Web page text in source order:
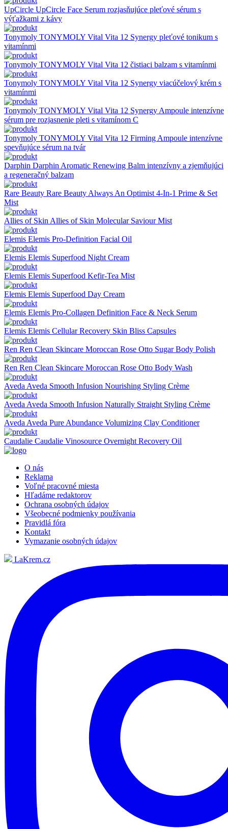
UpCircle UpCircle Face Serum rozjasňujúce pleťové sérum s
výťažkami z kávy
Tonymoly TONYMOLY Vital Vita 12 Synergy pleťové tonikum s
vitamínmi
Tonymoly TONYMOLY Vital Vita 12 čistiaci balzam s vitamínmi
Tonymoly TONYMOLY Vital Vita 12 Synergy viacúčelový krém s
vitamínmi
Tonymoly TONYMOLY Vital Vita 12 Synergy Ampoule intenzívne
sérum pre rozjasnenie pleti s vitamínom C
Tonymoly TONYMOLY Vital Vita 12 Firming Ampoule intenzívne
spevňujúce sérum na tvár
Darphin Darphin Aromatic Renewing Balm intenzívny a zjemňujúci
a regeneračný balzam
Rare Beauty Rare Beauty Always An Optimist 4-In-1 Prime & Set
Mist
Allies of Skin Allies of Skin Molecular Saviour Mist
Elemis Elemis Pro-Definition Facial Oil
Elemis Elemis Superfood Night Cream
Elemis Elemis Superfood Kefir-Tea Mist
Elemis Elemis Superfood Day Cream
Elemis Elemis Pro-Collagen Definition Face & Neck Serum
Elemis Elemis Cellular Recovery Skin Bliss Capsules
Ren Ren Clean Skincare Moroccan Rose Otto Sugar Body Polish
Ren Ren Clean Skincare Moroccan Rose Otto Body Wash
Aveda Aveda Smooth Infusion Nourishing Styling Crème
Aveda Aveda Smooth Infusion Naturally Straight Styling Crème
Aveda Aveda Pure Abundance Volumizing Clay Conditioner
Caudalie Caudalie Vinosource Overnight Recovery Oil
O nás
Reklama
Voľné pracovné miesta
Hľadáme redaktorov
Ochrana osobných údajov
Všeobecné podmienky používania
Pravidlá fóra
Kontakt
Vymazanie osobných údajov
LaKrem.cz